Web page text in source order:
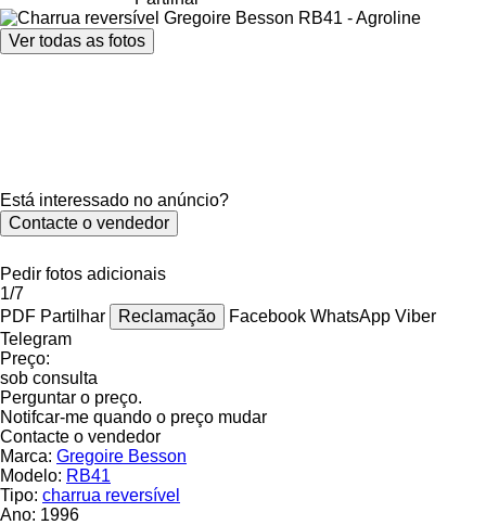
Ver todas as fotos
Está interessado no anúncio?
Contacte o vendedor
Pedir fotos adicionais
1/7
PDF Partilhar Reclamação Facebook WhatsApp Viber
Telegram
Preço:
sob consulta
Perguntar o preço.
Notifcar-me quando o preço mudar
Contacte o vendedor
Marca: Gregoire Besson
Modelo: RB41
Tipo: charrua reversível
Ano: 1996